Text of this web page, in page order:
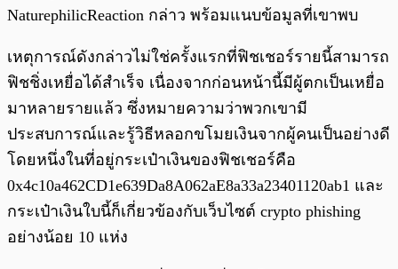
NaturephilicReaction กล่าว พร้อมแนบข้อมูลที่เขาพบ
เหตุการณ์ดังกล่าวไม่ใช่ครั้งแรกที่ฟิชเชอร์รายนี้สามารถ
ฟิชชิ่งเหยื่อได้สำเร็จ เนื่องจากก่อนหน้านี้มีผู้ตกเป็นเหยื่อ
มาหลายรายแล้ว ซึ่งหมายความว่าพวกเขามี
ประสบการณ์และรู้วิธีหลอกขโมยเงินจากผู้คนเป็นอย่างดี
โดยหนึ่งในที่อยู่กระเป๋าเงินของฟิชเชอร์คือ
0x4c10a462CD1e639Da8A062aE8a33a23401120ab1 และ
กระเป๋าเงินใบนี้ก็เกี่ยวข้องกับเว็บไซต์ crypto phishing
อย่างน้อย 10 แห่ง